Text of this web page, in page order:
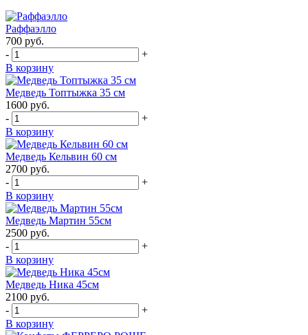
Раффаэлло
700 руб.
-
+
В корзину
Медведь Топтыжка 35 см
1600 руб.
-
+
В корзину
Медведь Кельвин 60 см
2700 руб.
-
+
В корзину
Медведь Мартин 55см
2500 руб.
-
+
В корзину
Медведь Ника 45см
2100 руб.
-
+
В корзину